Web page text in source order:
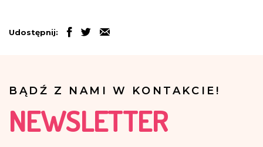
Udostępnij:
BĄDŹ Z NAMI W KONTAKCIE!
NEWSLETTER